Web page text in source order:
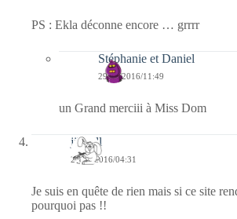
PS : Ekla déconne encore … grrrr
Stéphanie et Daniel
29/11/2016/11:49
un Grand merciii à Miss Dom
jill bill
29/11/2016/04:31
Je suis en quête de rien mais si ce site
pourquoi pas !!